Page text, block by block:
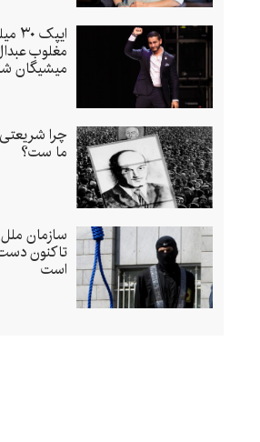
مغلوب
میشیگان
چرا
ما ست؟
سازمان
است